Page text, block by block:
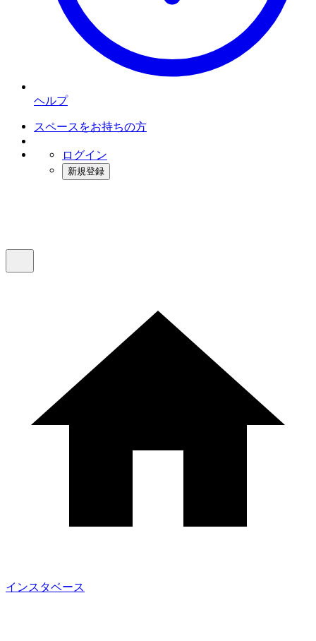
ヘルプ
スペースをお持ちの方
ログイン
新規登録
インスタベース